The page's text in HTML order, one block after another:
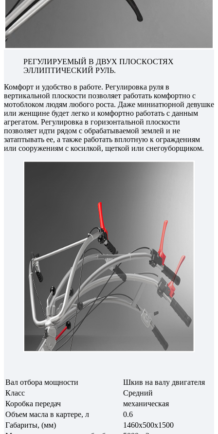
РЕГУЛИРУЕМЫЙ В ДВУХ ПЛОСКОСТЯХ
ЭЛЛИПТИЧЕСКИЙ РУЛЬ.
Комфорт и удобство в работе. Регулировка руля в
вертикальной плоскости позволяет работать комфортно с
мотоблоком людям любого роста. Даже миниатюрной девушке
или женщине будет легко и комфортно работать с данным
агрегатом. Регулировка в горизонтальной плоскости
позволяет идти рядом с обрабатываемой землей и не
затаптывать ее, а также работать вплотную к ограждениям
или сооружениям с косилкой, щеткой или снегоуборщиком.
Вал отбора мощности
Шкив на валу двигателя
Класс
Средний
Коробка передач
механическая
Объем масла в картере, л
0.6
Габариты, (мм)
1460х500х1500